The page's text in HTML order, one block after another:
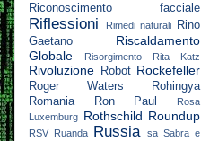
Riconoscimento facciale
Riflessioni Rimedi naturali
Rino
Gaetano
Riscaldamento
Globale
Risorgimento Rita Katz
Rivoluzione Robot Rockefeller
Roger Waters
Rohingya
Romania
Ron Paul
Rosa
Luxemburg Rothschild Roundup
RSV Ruanda Russia sa Sabra e